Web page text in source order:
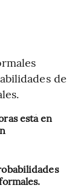
de
está en